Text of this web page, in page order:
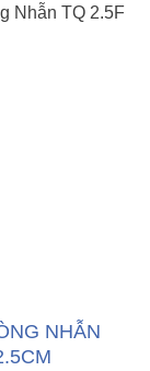
NHẪN